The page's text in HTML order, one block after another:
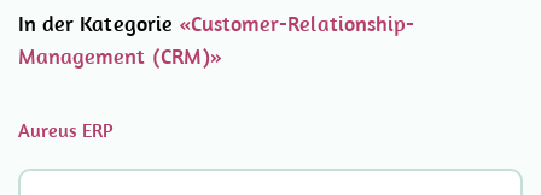
In der Kategorie «Customer-Relationship-
Management (CRM)»
Aureus ERP